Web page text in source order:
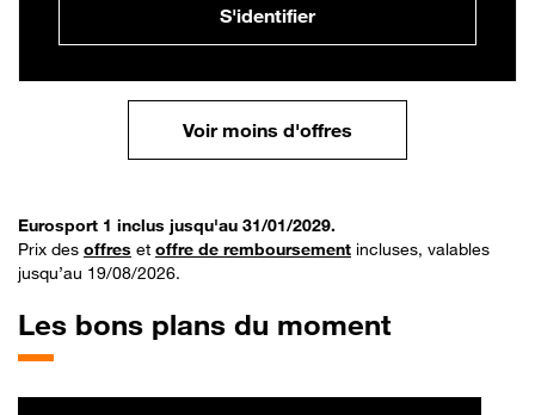
S'identifier
Voir moins d'offres
Eurosport 1 inclus jusqu'au 31/01/2029.
Prix des offres et offre de remboursement incluses, valables
jusqu’au 19/08/2026.
Les bons plans du moment